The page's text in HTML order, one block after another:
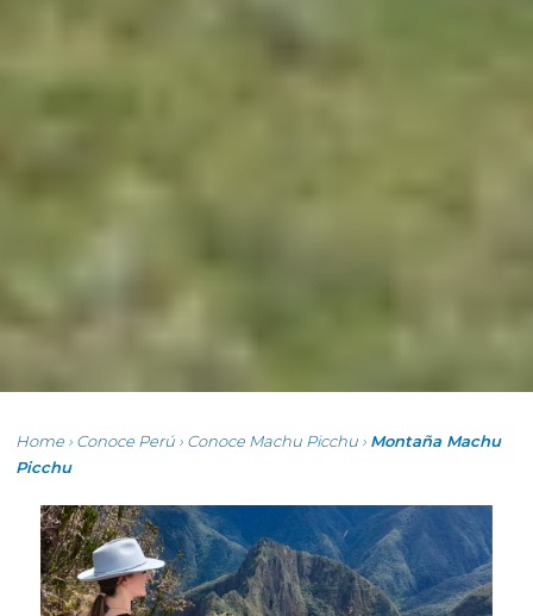
Home › Conoce Perú › Conoce Machu Picchu › Montaña Machu
Picchu